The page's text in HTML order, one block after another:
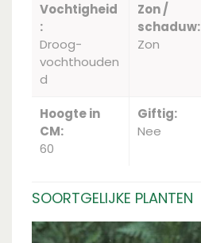
Vochtigheid
:
Droog-
vochthouden
d
Zon /
schaduw:
Zon
Hoogte in
CM:
60
Giftig:
Nee
SOORTGELIJKE PLANTEN